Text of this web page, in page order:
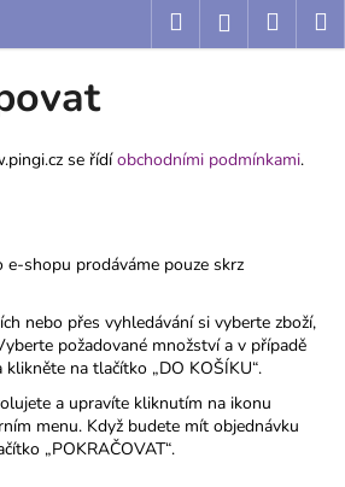
HledatPřihlášení
se řídíobchodními podmínkami.
e-shopu prodáváme pouze skrz
nebo přes vyhledávání si vyberte zboží,
požadované množství a v případě
na tlačítko „DO KOŠÍKU“.
a upravíte kliknutím na ikonu
menu. Když budete mít objednávku
„POKRAČOVAT“.